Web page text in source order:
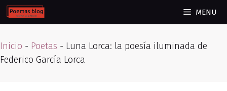
Skip
to
MENU
Inicio - Poetas - Luna Lorca: la poesía iluminada de
Federico García Lorca